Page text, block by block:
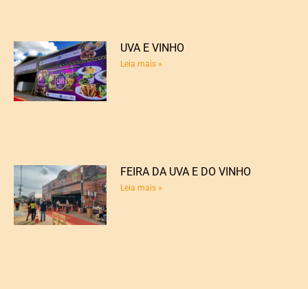
UVA E VINHO
Leia mais »
FEIRA DA UVA E DO VINHO
Leia mais »